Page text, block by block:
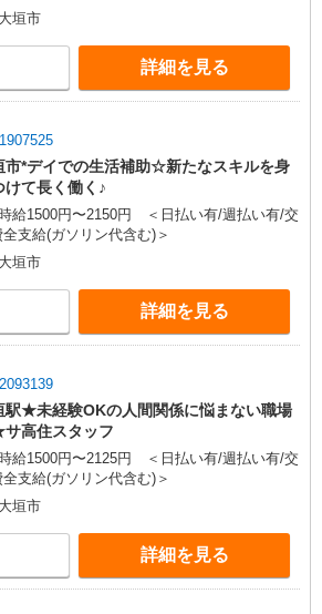
大垣市
詳細を見る
市*デイでの生活補助☆新たなスキルを身
けて長く働く♪
時給1500円〜2150円 ＜日払い有/週払い有/交
支給(ガソリン代含む)＞
大垣市
詳細を見る
駅★未経験OKの人間関係に悩まない職場
高住スタッフ
時給1500円〜2125円 ＜日払い有/週払い有/交
支給(ガソリン代含む)＞
大垣市
詳細を見る